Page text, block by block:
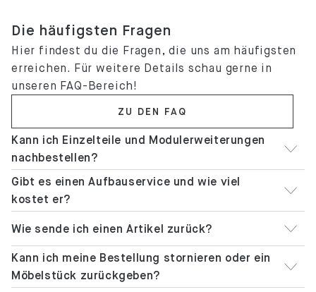
Die häufigsten Fragen
Hier findest du die Fragen, die uns am häufigsten
erreichen. Für weitere Details schau gerne in
unseren FAQ-Bereich!
ZU DEN FAQ
Kann ich Einzelteile und Modulerweiterungen
nachbestellen?
Gibt es einen Aufbauservice und wie viel
kostet er?
Wie sende ich einen Artikel zurück?
Kann ich meine Bestellung stornieren oder ein
Möbelstück zurückgeben?